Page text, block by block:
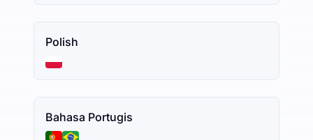
Polish
Bahasa Portugis